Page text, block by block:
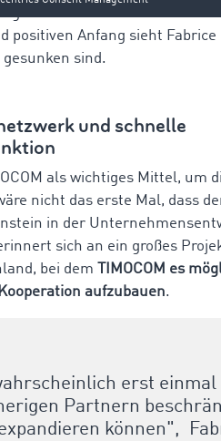
von Waren bei extremen
positiven Anfang sieht Fabrice
gesunken sind.
und schnelle
als wichtiges Mittel, um
nicht das erste Mal, dass
in der
sich an ein großes
bei dem TIMOCOM es
aufzubauen.
erst einmal
Partnern
können",